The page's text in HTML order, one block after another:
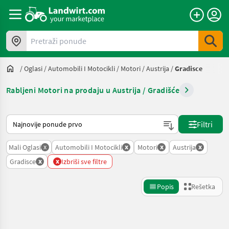
Pretraži ponude
/Oglasi /Automobili I Motocikli / Motori /Austrija /Gradisce
Rabljeni Motori na prodaju u Austrija / Gradišće
Tako se sortira na Landwirt.com
Filtri
Mali Oglasi x Automobili I Motocikli x Motori x Austrija x
Gradisce x x Izbriši sve filtre
Popis Rešetka